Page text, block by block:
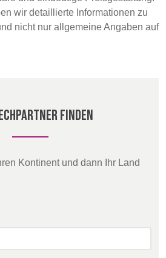
FUTURE FORCES
LATVIA
HOLLAND
HUNGARY,
wir detaillierte Informationen zu
nicht nur allgemeine Angaben auf
finden
Kontinent und dann Ihr Land